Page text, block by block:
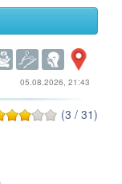
05.08.2026, 21:43
(3 / 31)